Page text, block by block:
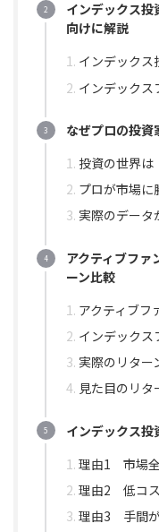
インデックス
向けに解説
インデックス
インデックス
なぜプロの投資
投資の世界は
プロが市場に
実際のデータ
アクティブファ
ーン比較
アクティブフ
インデックス
実際のリター
見た目のリタ
インデックス投
理由1 市場全
理由2 低コス
理由3 手間